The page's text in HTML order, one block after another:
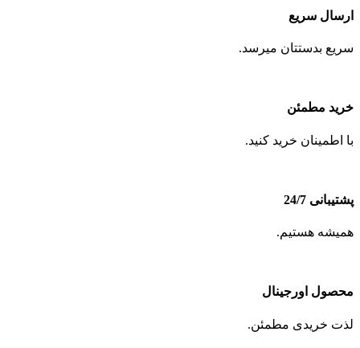
ارسال سریع
سریع بدستتان میرسد.
خرید مطمئن
با اطمینان خرید کنید.
پشتیبانی 24/7
همیشه هستیم.
محصول اورجینال
لذت خریدی مطمئن.